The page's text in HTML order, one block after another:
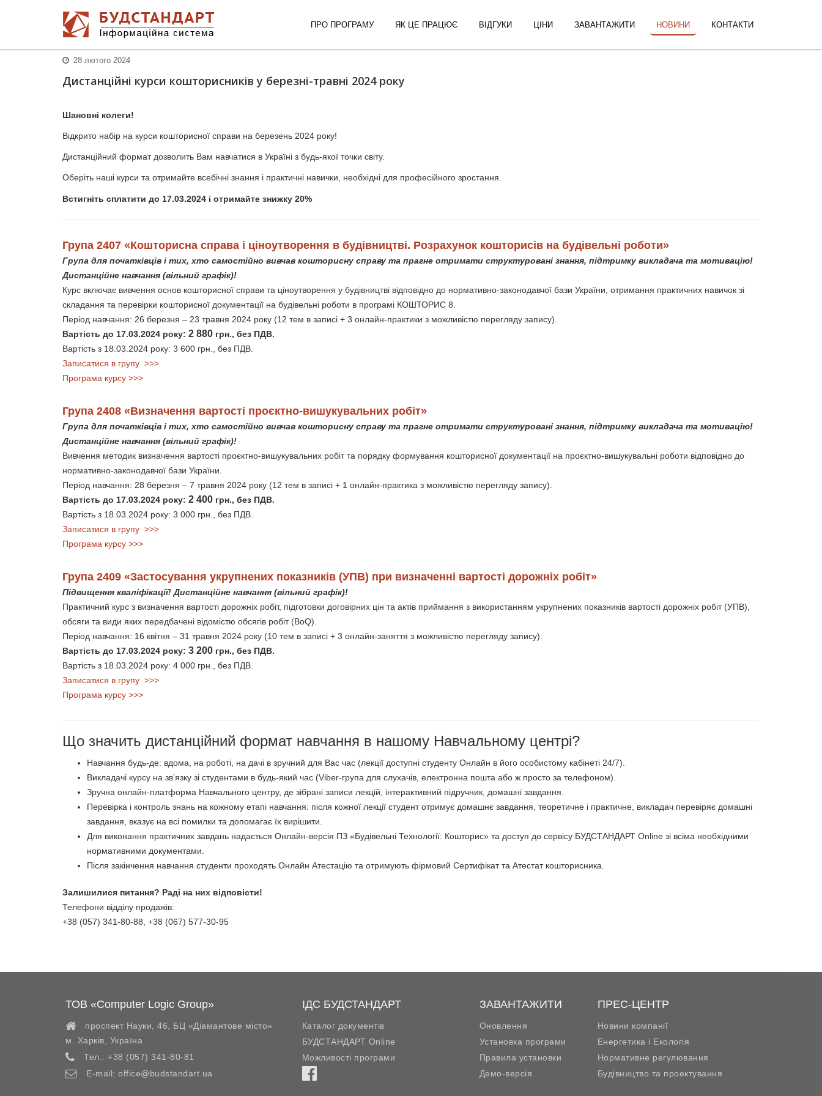
ПРО ПРОГРАМУ ЯК ЦЕ ПРАЦЮЄ ВІДГУКИ ЦІНИ ЗАВАНТАЖИТИ НОВИНИ КОНТАКТИ
28 лютого 2024
Дистанційні курси кошторисників у березні-травні 2024 року
Шановні колеги!
Відкрито набір на курси кошторисної справи на березень 2024 року!
Дистанційний формат дозволить Вам навчатися в Україні з будь-якої точки світу.
Оберіть наші курси та отримайте всебічні знання і практичні навички, необхідні для професійного зростання.
Встигніть сплатити до 17.03.2024 і отримайте знижку 20%
Група 2407 «Кошторисна справа і ціноутворeння в будівництві. Розрахунок кошторисів на будівeльні роботи»
Група для початківців і тих, хто самостійно вивчав кошторисну справу та прагне отримати структуровані знання, підтримку викладача та мотивацію!
Дистанційне навчання (вільний графік)!
Курс включає вивчення основ кошторисної справи та ціноутворення у будівництві відповідно до нормативно-законодавчої бази України, отримання практичних навичок зі
складання та перевірки кошторисної документації на будівельні роботи в програмі КОШТОРИС 8.
Період навчання: 26 березня – 23 травня 2024 року (12 тем в записі + 3 онлайн-практики з можливістю перегляду запису).
Вартість до 17.03.2024 року: 2 880 грн., без ПДВ.
Вартість з 18.03.2024 року: 3 600 грн., без ПДВ.
Записатися в групу >>>
Програма курсу >>>
Група 2408 «Визначення вартості проєктно-вишукувальних робіт»
Група для початківців і тих, хто самостійно вивчав кошторисну справу та прагне отримати структуровані знання, підтримку викладача та мотивацію!
Дистанційне навчання (вільний графік)!
Вивчення методик визначення вартості проєктно-вишукувальних робіт та порядку формування кошторисної документації на проєктно-вишукувальні роботи відповідно до
нормативно-законодавчої бази України.
Період навчання: 28 березня – 7 травня 2024 року (12 тем в записі + 1 онлайн-практика з можливістю перегляду запису).
Вартість до 17.03.2024 року: 2 400 грн., без ПДВ.
Вартість з 18.03.2024 року: 3 000 грн., без ПДВ.
Записатися в групу >>>
Програма курсу >>>
Група 2409 «Застосування укрупнених показників (УПВ) при визначенні вартості дорожніх робіт»
Підвищення кваліфікації! Дистанційне навчання (вільний графік)!
Практичний курс з визначення вартості дорожніх робіт, підготовки договірних цін та актів приймання з використанням укрупнених показників вартості дорожніх робіт (УПВ),
обсяги та види яких передбачені відомістю обсягів робіт (BoQ).
Період навчання: 16 квітня – 31 травня 2024 року (10 тем в записі + 3 онлайн-заняття з можливістю перегляду запису).
Вартість до 17.03.2024 року: 3 200 грн., без ПДВ.
Вартість з 18.03.2024 року: 4 000 грн., без ПДВ.
Записатися в групу >>>
Програма курсу >>>
Що значить дистанційний формат навчання в нашому Навчальному центрі?
Навчання будь-де: вдома, на роботі, на дачі в зручний для Вас час (лекції доступні студенту Онлайн в його особистому кабінеті 24/7).
Викладачі курсу на зв’язку зі студентами в будь-який час (Vibеr-група для слухачів, електронна пошта або ж просто за телефоном).
Зручна онлайн-платформа Навчального центру, де зібрані записи лекцій, інтерактивний підручник, домашні завдання.
Перевірка і контроль знань на кожному етапі навчання: після кожної лекції студент отримує домашнє завдання, теоретичне і практичне, викладач перевіряє домашні
завдання, вказує на всі помилки та допомагає їх вирішити.
Для виконання практичних завдань надається Онлайн-версія ПЗ «Будівельні Технології: Кошторис» та доступ до сервісу БУДСТАНДАРТ Online зі всіма необхідними
нормативними документами.
Після закінчення навчання студенти проходять Онлайн Атестацію та отримують фірмовий Сертифікат та Атестат кошторисника.
Залишилися питання? Раді на них відповісти!
Телефони відділу продажів:
+38 (057) 341-80-88, +38 (067) 577-30-95
ТОВ «Computer Logic Group»
проспект Науки, 46, БЦ «Діамантове місто»
м. Харків
Україна
Тел.: +38 (057) 341-80-81
E-mail: office@budstandart.ua
ІДС БУДСТАНДАРТ
Каталог документів
БУДСТАНДАРТ Online
Можливості програми
ЗАВАНТАЖИТИ
Оновлення
Установка програми
Правила установки
Демо-версія
ПРЕС-ЦЕНТР
Новини компанії
Енергетика і Екологія
Нормативне регулювання
Будівництво та проектування